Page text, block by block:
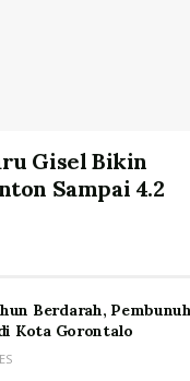
Gisel Bikin
Sampai 4.2
Berdarah,
Kota Gorontalo